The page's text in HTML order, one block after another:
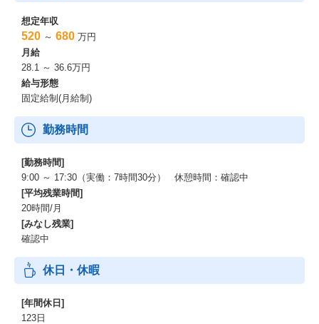
想定年収
520 ～ 680 万円
月給
28.1 ～ 36.6万円
給与形態
固定給制(月給制)
勤務時間
[勤務時間]
9:00 ～ 17:30（実働：7時間30分） 休憩時間：確認中
[平均残業時間]
20時間/月
[みなし残業]
確認中
休日・休暇
[年間休日]
123日